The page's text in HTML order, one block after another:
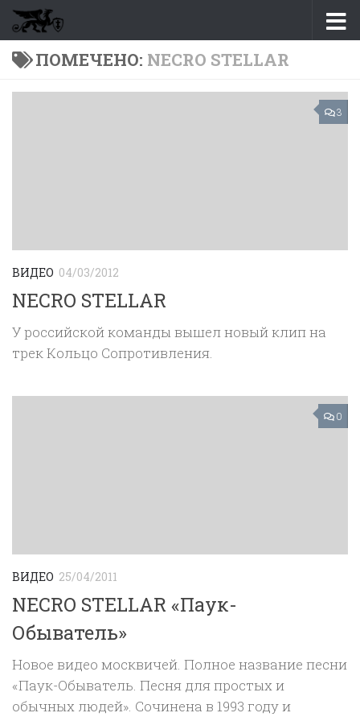
Перейти к содержимому
ПОМЕЧЕНО: NECRO STELLAR
3
ВИДЕО 04/03/2012
NECRO STELLAR
У российской команды вышел новый клип на
трек Кольцо Сопротивления.
0
ВИДЕО 25/04/2011
NECRO STELLAR «Паук-
Обыватель»
Новое видео москвичей. Полное название песни
«Паук-Обыватель. Песня для простых и
обычных людей». Сочинена в 1993 году и